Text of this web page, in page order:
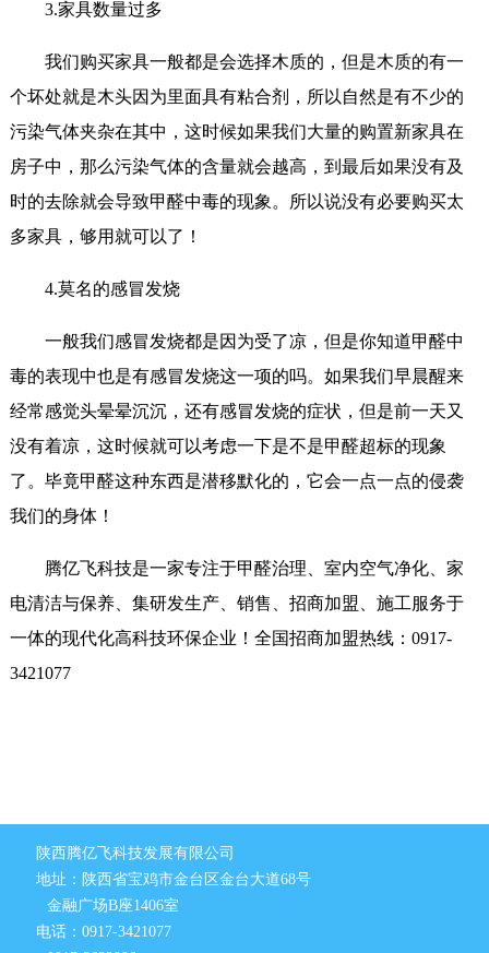
3.家具数量过多
我们购买家具一般都是会选择木质的，但是木质的有一
个坏处就是木头因为里面具有粘合剂，所以自然是有不少的
污染气体夹杂在其中，这时候如果我们大量的购置新家具在
房子中，那么污染气体的含量就会越高，到最后如果没有及
时的去除就会导致甲醛中毒的现象。所以说没有必要购买太
多家具，够用就可以了！
4.莫名的感冒发烧
一般我们感冒发烧都是因为受了凉，但是你知道甲醛中
毒的表现中也是有感冒发烧这一项的吗。如果我们早晨醒来
经常感觉头晕晕沉沉，还有感冒发烧的症状，但是前一天又
没有着凉，这时候就可以考虑一下是不是甲醛超标的现象
了。毕竟甲醛这种东西是潜移默化的，它会一点一点的侵袭
我们的身体！
腾亿飞科技是一家专注于甲醛治理、室内空气净化、家
电清洁与保养、集研发生产、销售、招商加盟、施工服务于
一体的现代化高科技环保企业！全国招商加盟热线：0917-
3421077
陕西腾亿飞科技发展有限公司
地址：陕西省宝鸡市金台区金台大道68号
金融广场B座1406室
电话：0917-3421077